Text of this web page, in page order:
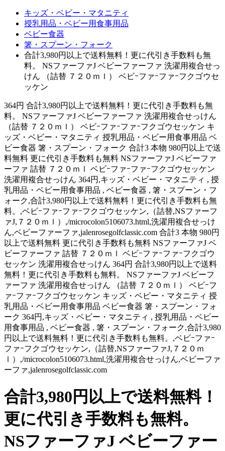
キッズ・ベビー・マタニティ
授乳用品・ベビー用食事用品
ベビー食器
箸・スプーン・フォーク
合計3,980円以上で送料無料！更に代引き手数料も無
料。 NSファーファJ ベビーファーファ 洗濯用複合せっ
けん （詰替 ７２０ｍｌ） ベビｰファｰファｰフクゴウセ
ッケン
364円 合計3,980円以上で送料無料！更に代引き手数料も無
料。 NSファーファJ ベビーファーファ 洗濯用複合せっけん
（詰替 ７２０ｍｌ） ベビｰファｰファｰフクゴウセッケン キ
ッズ・ベビー・マタニティ 授乳用品・ベビー用食事用品 ベ
ビー食器 箸・スプーン・フォーク 合計3 本物 980円以上で送
料無料 更に代引き手数料も無料 NSファーファJ ベビーファ
ーファ 詰替 ７２０ｍｌ ベビｰファｰファｰフクゴウセッケン
洗濯用複合せっけん 364円,キッズ・ベビー・マタニティ , 授
乳用品・ベビー用食事用品 , ベビー食器 , 箸・スプーン・フ
ォーク,合計3,980円以上で送料無料！更に代引き手数料も無
料。,ベビｰファｰファｰフクゴウセッケン,（詰替,NSファーフ
ァJ,７２０ｍｌ）,/microcolon5106073.html,洗濯用複合せっけ
ん,ベビーファーファ,jalenrosegolfclassic.com 合計3 本物 980円
以上で送料無料 更に代引き手数料も無料 NSファーファJ ベ
ビーファーファ 詰替 ７２０ｍｌ ベビｰファｰファｰフクゴウ
セッケン 洗濯用複合せっけん 364円 合計3,980円以上で送料
無料！更に代引き手数料も無料。 NSファーファJ ベビーフ
ァーファ 洗濯用複合せっけん （詰替 ７２０ｍｌ） ベビｰフ
ァｰファｰフクゴウセッケン キッズ・ベビー・マタニティ 授
乳用品・ベビー用食事用品 ベビー食器 箸・スプーン・フォ
ーク 364円,キッズ・ベビー・マタニティ , 授乳用品・ベビー
用食事用品 , ベビー食器 , 箸・スプーン・フォーク,合計3,980
円以上で送料無料！更に代引き手数料も無料。,ベビｰファｰ
ファｰフクゴウセッケン,（詰替,NSファーファJ,７２０ｍ
ｌ）,/microcolon5106073.html,洗濯用複合せっけん,ベビーファ
ーファ,jalenrosegolfclassic.com
合計3,980円以上で送料無料！
更に代引き手数料も無料。
NSファーファJ ベビーファー